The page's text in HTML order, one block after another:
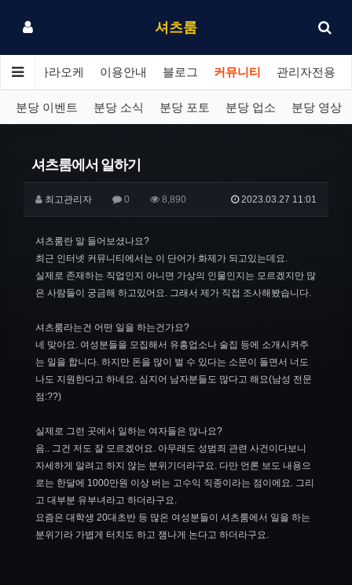
셔츠룸
분당 가라오케 이용안내 블로그 커뮤니티 관리자전용
분당 이벤트 분당 소식 분당 포토 분당 업소 분당 영상
셔츠룸에서 일하기
최고관리자 0 8,890 2023.03.27 11:01
셔츠룸란 말 들어보셨나요?
최근 인터넷 커뮤니티에서는 이 단어가 화제가 되고있는데요.
실제로 존재하는 직업인지 아니면 가상의 인물인지는 모르겠지만 많
은 사람들이 궁금해 하고있어요. 그래서 제가 직접 조사해봤습니다.
셔츠룸라는건 어떤 일을 하는건가요?
네 맞아요. 여성분들을 모집해서 유흥업소나 술집 등에 소개시켜주
는 일을 합니다. 하지만 돈을 많이 벌 수 있다는 소문이 돌면서 너도
나도 지원한다고 하네요. 심지어 남자분들도 많다고 해요(남성 전문
점:??)
실제로 그런 곳에서 일하는 여자들은 많나요?
음.. 그건 저도 잘 모르겠어요. 아무래도 성범죄 관련 사건이다보니
자세하게 알려고 하지 않는 분위기더라구요. 다만 언론 보도 내용으
로는 한달에 1000만원 이상 버는 고수익 직종이라는 점이에요. 그리
고 대부분 유부녀라고 하더라구요.
요즘은 대학생 20대초반 등 많은 여성분들이 셔츠룸에서 일을 하는
분위기라 가볍게 터치도 하고 잼나게 논다고 하더라구요.